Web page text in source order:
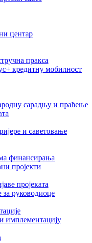
центар
пракса
кредитну мобилност
сарадњу и праћење
и саветовање
финансирања
пројекти
пројеката
руководиоце
имплементацију